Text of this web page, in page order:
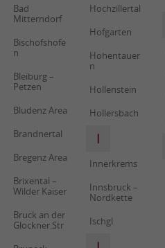
Bad
Mitterndorf
Bischofshofe
n
Bleiburg –
Petzen
Bludenz Area
Brandnertal
Bregenz Area
Brixental –
Wilder Kaiser
Bruck an der
Glockner.Str
Hochzillertal
Hofgarten
Hohentauer
n
Hollenstein
Hollersbach
I
Innerkrems
Innsbruck –
Nordkette
Ischgl